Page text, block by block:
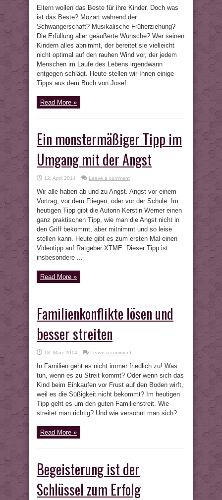
zum
Thema
durch
Eltern wollen das Beste für ihre Kinder. Doch was
ist das Beste? Mozart während der
Schwangerschaft? Musikalische Früherziehung?
Die Erfüllung aller geäußerte Wünsche? Wer seinen
Kindern alles abnimmt, der bereitet sie vielleicht
nicht optimal auf den rauhen Wind vor, der jedem
Menschen im Laufe des Lebens irgendwann
entgegen schlägt. Heute stellen wir Ihnen einige
Tipps aus dem Buch von Josef ...
Read More »
Ein monstermäßiger Tipp im
Umgang mit der Angst
12. April 2014 Leave a comment
Wir alle haben ab und zu Angst. Angst vor einem
Vortrag, vor dem Fliegen, oder vor der Schule. Im
heutigen Tipp gibt die Autorin Kerstin Werner einen
ganz praktischen Tipp, wie man die Angst nicht in
den Griff bekommt, aber mitnimmt und so leise
stellen kann. Heute gibt es zum ersten Mal einen
Videotipp auf Ratgeber:XTME. Dieser Tipp ist
insbesondere ...
Read More »
Familienkonflikte lösen und
besser streiten
18. März 2014 Leave a comment
In Familien geht es nicht immer friedlich zu! Was
tun, wenn es zu Streit kommt? Oder wenn sich das
Kind beim Einkaufen vor Frust auf den Boden wirft,
weil es die Süßigkeit nicht bekommt? Im heutigen
Tipp geht es um den guten Familienstreit. Wie
streitet man richtig? Und wie versöhnt man sich?
Read More »
Begeisterung ist der
Schlüssel zum Erfolg